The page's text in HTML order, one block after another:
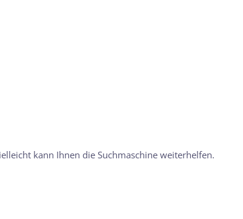
kann Ihnen die Suchmaschine weiterhelfen.